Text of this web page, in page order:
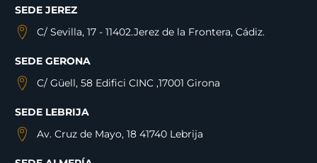
SEDE JEREZ
C/ Sevilla, 17 - 11402.Jerez de la Frontera, Cádiz.
SEDE GERONA
C/ Güell, 58 Edifici CINC ,17001 Girona
SEDE LEBRIJA
Av. Cruz de Mayo, 18 41740 Lebrija